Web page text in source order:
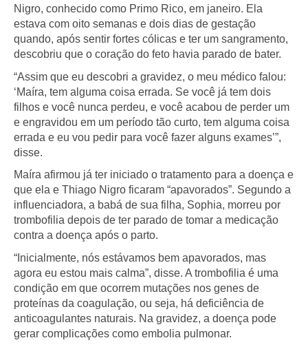
Nigro, conhecido como Primo Rico, em janeiro. Ela
estava com oito semanas e dois dias de gestação
quando, após sentir fortes cólicas e ter um sangramento,
descobriu que o coração do feto havia parado de bater.
“Assim que eu descobri a gravidez, o meu médico falou:
‘Maíra, tem alguma coisa errada. Se você já tem dois
filhos e você nunca perdeu, e você acabou de perder um
e engravidou em um período tão curto, tem alguma coisa
errada e eu vou pedir para você fazer alguns exames’”,
disse.
Maíra afirmou já ter iniciado o tratamento para a doença e
que ela e Thiago Nigro ficaram “apavorados”. Segundo a
influenciadora, a babá de sua filha, Sophia, morreu por
trombofilia depois de ter parado de tomar a medicação
contra a doença após o parto.
“Inicialmente, nós estávamos bem apavorados, mas
agora eu estou mais calma”, disse. A trombofilia é uma
condição em que ocorrem mutações nos genes de
proteínas da coagulação, ou seja, há deficiência de
anticoagulantes naturais. Na gravidez, a doença pode
gerar complicações como embolia pulmonar.